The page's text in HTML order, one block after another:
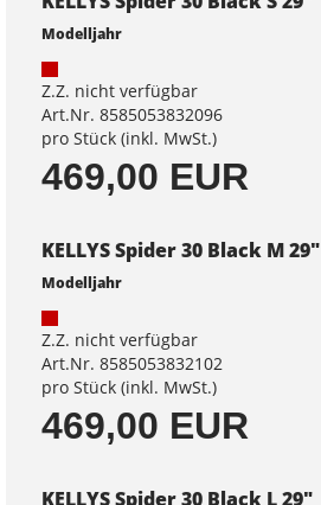
Modelljahr
Z.Z. nicht verfügbar
Art.Nr. 8585053832096
pro Stück (inkl. MwSt.)
469,00 EUR
KELLYS Spider 30 Black M 29"
Modelljahr
Z.Z. nicht verfügbar
Art.Nr. 8585053832102
pro Stück (inkl. MwSt.)
469,00 EUR
KELLYS Spider 30 Black L 29"